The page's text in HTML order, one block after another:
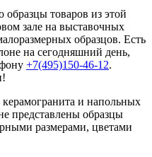
образцы товаров из этой
зале на выставочных
образцов. Есть
на сегодняшний день,
+7(495)150-46-12.
и напольных
представлены образцы
размерами, цветами